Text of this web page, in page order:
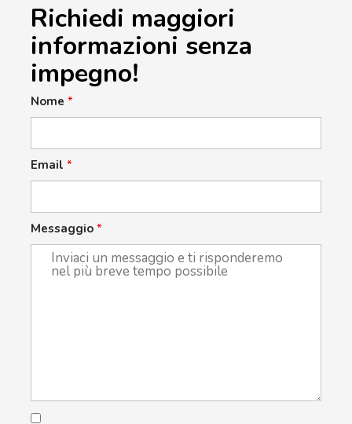
Richiedi maggiori
informazioni senza
impegno!
Nome *
Email *
Messaggio *